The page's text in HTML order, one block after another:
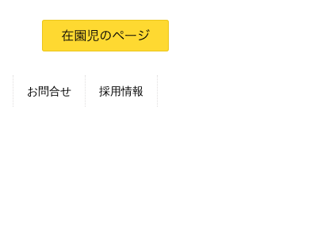
お問合せ 採用情報